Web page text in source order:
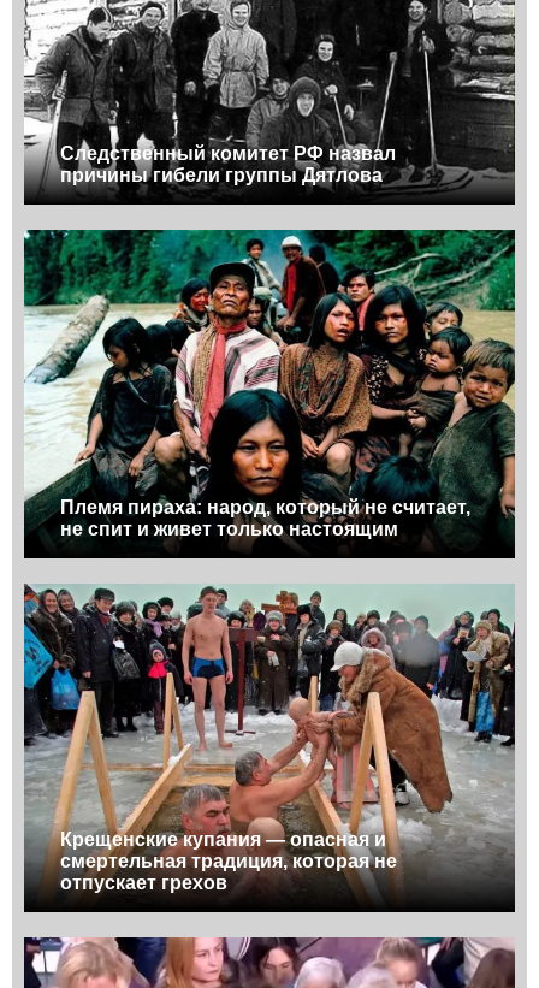
Следственный комитет РФ назвал
причины гибели группы Дятлова
Племя пираха: народ, который не считает,
не спит и живет только настоящим
Крещенские купания — опасная и
смертельная традиция, которая не
отпускает грехов